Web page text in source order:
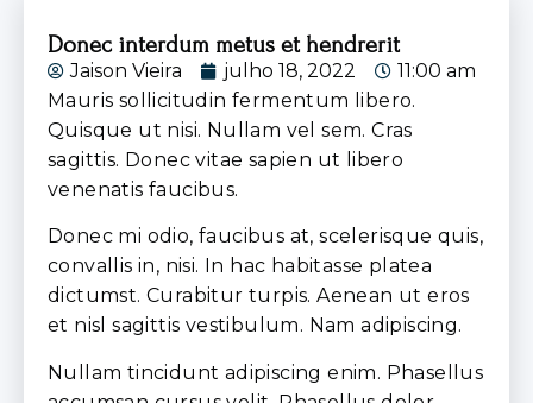
Donec interdum metus et hendrerit
Jaison Vieira julho 18, 2022
11:00 am
Mauris sollicitudin fermentum libero.
Quisque ut nisi. Nullam vel sem. Cras
sagittis. Donec vitae sapien ut libero
venenatis faucibus.
Donec mi odio, faucibus at, scelerisque quis,
convallis in, nisi. In hac habitasse platea
dictumst. Curabitur turpis. Aenean ut eros
et nisl sagittis vestibulum. Nam adipiscing.
Nullam tincidunt adipiscing enim. Phasellus